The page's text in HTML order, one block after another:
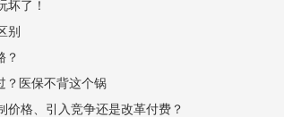
坏了！
别
？
？医保不背这个锅
价格、引入竞争还是改革付费？